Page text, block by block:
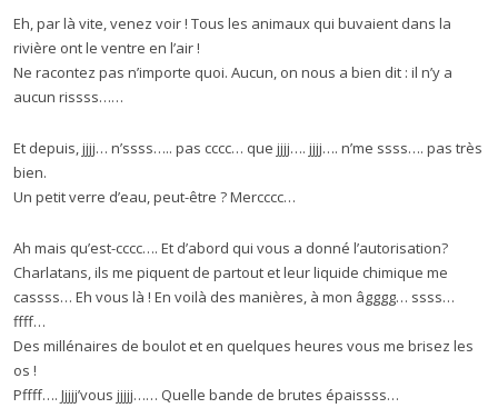
Eh, par là vite, venez voir ! Tous les animaux qui buvaient dans la
rivière ont le ventre en l’air !
Ne racontez pas n’importe quoi. Aucun, on nous a bien dit : il n’y a
aucun rissss……
Et depuis, jjjj… n’ssss….. pas cccc… que jjjj…. jjjj…. n’me ssss…. pas très
bien.
Un petit verre d’eau, peut-être ? Mercccc…
Ah mais qu’est-cccc…. Et d’abord qui vous a donné l’autorisation?
Charlatans, ils me piquent de partout et leur liquide chimique me
cassss… Eh vous là ! En voilà des manières, à mon âgggg… ssss…
ffff…
Des millénaires de boulot et en quelques heures vous me brisez les
os !
Pffff…. Jjjjj’vous jjjjj…… Quelle bande de brutes épaissss…